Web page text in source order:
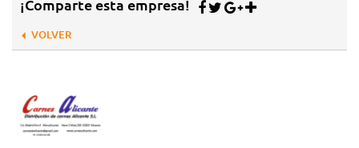
¡Comparte esta empresa!
VOLVER